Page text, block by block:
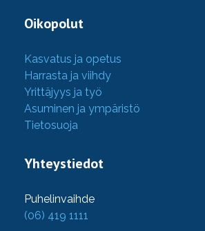
Oikopolut
Kasvatus ja opetus
Harrasta ja viihdy
Yrittäjyys ja työ
Asuminen ja ympäristö
Tietosuoja
Yhteystiedot
Puhelinvaihde
(06) 419 1111